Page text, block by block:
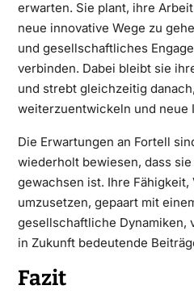
erwarten. Sie plant, ihre
neue innovative Wege zu
und gesellschaftliches
verbinden. Dabei bleibt sie
und strebt gleichzeitig
weiterzuentwickeln und neue
Die Erwartungen an Fortell
wiederholt bewiesen, dass
gewachsen ist. Ihre Fähigkeit,
umzusetzen, gepaart mit
gesellschaftliche Dynamiken,
in Zukunft bedeutende
Fazit